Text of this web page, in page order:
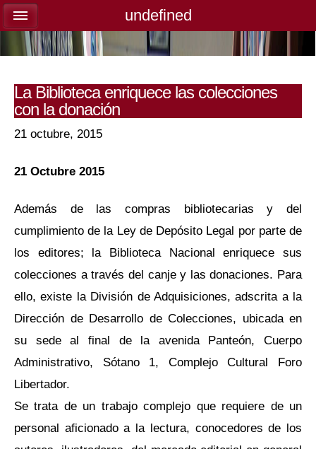
La Biblioteca enriquece las colecciones
con la donación
21 octubre, 2015
21 Octubre 2015
Además de las compras bibliotecarias y del
cumplimiento de la Ley de Depósito Legal por parte de
los editores; la Biblioteca Nacional enriquece sus
colecciones a través del canje y las donaciones. Para
ello, existe la División de Adquisiciones, adscrita a la
Dirección de Desarrollo de Colecciones, ubicada en
su sede al final de la avenida Panteón, Cuerpo
Administrativo, Sótano 1, Complejo Cultural Foro
Libertador.
Se trata de un trabajo complejo que requiere de un
personal aficionado a la lectura, conocedores de los
undefined
undefined